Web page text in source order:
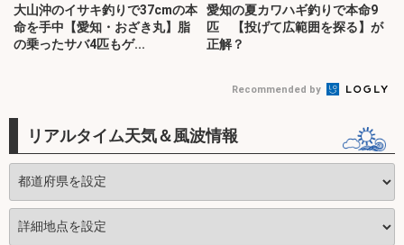
大山沖のイサキ釣りで37cmの本
命を手中【愛知・おざき丸】脂
の乗ったサバ4匹もゲ...
愛知の夏カワハギ釣りで本命9
匹 【投げて広範囲を探る】が
正解？
Recommended by
リアルタイム天気＆風波情報